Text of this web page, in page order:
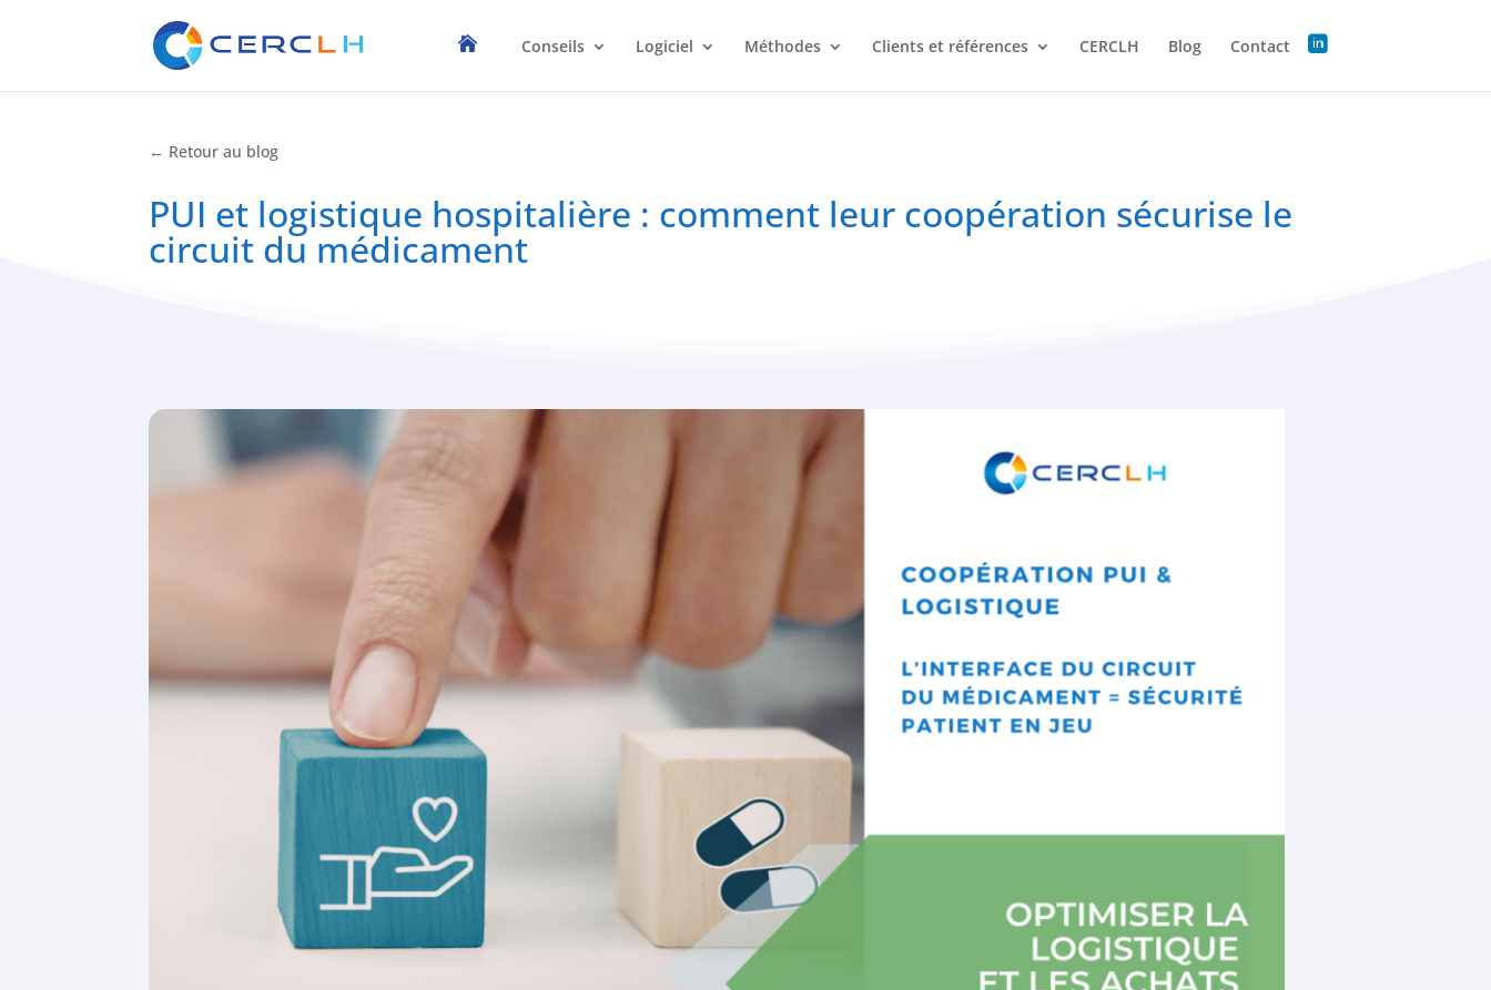
Conseils Logiciel Méthodes Clients et références CERCLH Blog Contact
← Retour au blog
PUI et logistique hospitalière : comment leur coopération sécurise le
circuit du médicament